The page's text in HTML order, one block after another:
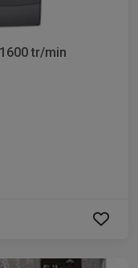
tr/min